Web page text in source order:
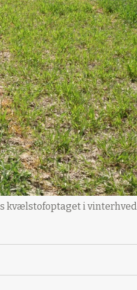
kvælstofoptaget i